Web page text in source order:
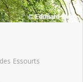
Essourts